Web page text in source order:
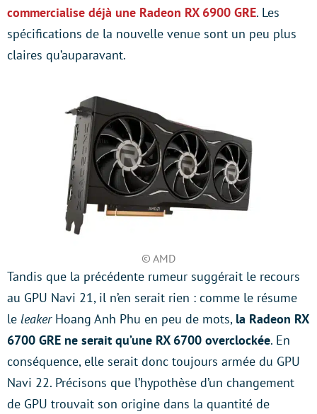
commercialise déjà une Radeon RX 6900 GRE. Les
spécifications de la nouvelle venue sont un peu plus
claires qu’auparavant.
© AMD
Tandis que la précédente rumeur suggérait le recours
au GPU Navi 21, il n’en serait rien : comme le résume
le leakerHoang Anh Phu en peu de mots, la Radeon RX
6700 GRE ne serait qu’une RX 6700 overclockée. En
conséquence, elle serait donc toujours armée du GPU
Navi 22. Précisons que l’hypothèse d’un changement
de GPU trouvait son origine dans la quantité de